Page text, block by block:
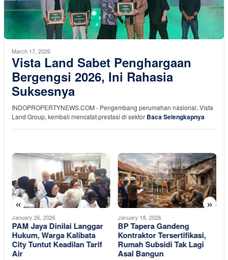
March 17, 2026
Vista Land Sabet Penghargaan
Bergengsi 2026, Ini Rahasia
Suksesnya
INDOPROPERTYNEWS.COM - Pengembang perumahan nasional, Vista
Land Group, kembali mencatat prestasi di sektor Baca Selengkapnya
« »
January 26, 2026
PAM Jaya Dinilai Langgar
Hukum, Warga Kalibata
City Tuntut Keadilan Tarif
Air
January 18, 2026
BP Tapera Gandeng
Kontraktor Tersertifikasi,
Rumah Subsidi Tak Lagi
Asal Bangun